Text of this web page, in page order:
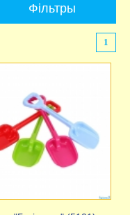
Фільтры
1